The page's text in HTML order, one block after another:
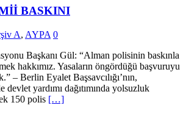
BASKINI
A, AYPA 0
Başkanı Gül: “Alman polisinin baskınla
hakkımız. Yasaların öngördüğü başvuruyu
– Berlin Eyalet Başsavcılığı’nın,
yardımı dağıtımında yolsuzluk
150 polis […]